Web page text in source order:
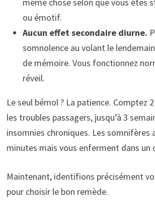
ou émotif.
Aucun effet secondaire diurne.
somnolence au volant le
de mémoire. Vous fonctionnez
réveil.
Le seul bémol ? La patience. Comptez
les troubles passagers, jusqu’à 3
insomnies chroniques. Les somnifères
minutes mais vous enferment dans un
Maintenant, identifions précisément
pour choisir le bon remède.